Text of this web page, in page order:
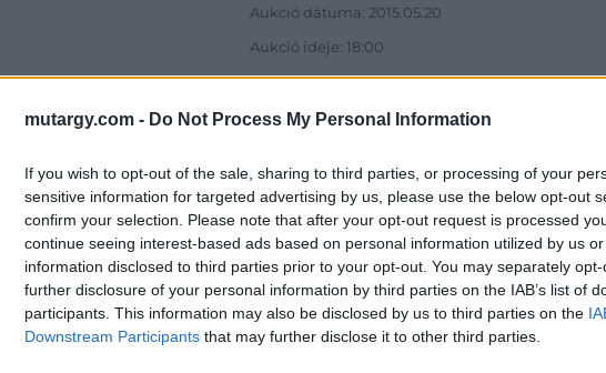
mutargy.com - Do Not Process My Personal Information
If you wish to opt-out of the sale, sharing to third parties, or processing of your
sensitive information for targeted advertising by us, please use the below opt-out
confirm your selection. Please note that after your opt-out request is processed
continue seeing interest-based ads based on personal information utilized by us
information disclosed to third parties prior to your opt-out. You may separately
further disclosure of your personal information by third parties on the IAB’s list of
participants. This information may also be disclosed by us to third parties on the
Downstream Participants that may further disclose it to other third parties.
Aukció dátuma: 2015.05.20
Aukció ideje: 18:00
Aukció helye: Budapest, Biksady Galéria
Tételszám: 551
Eladó adatai
Cím: Törő
Biksady
1055,